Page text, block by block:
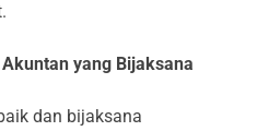
yang Bijaksana
dan bijaksana